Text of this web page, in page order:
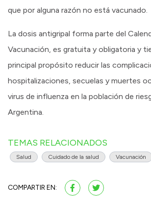
que por alguna razón no está vacunado.
La dosis antigripal forma parte del
Vacunación, es gratuita y obligatoria y
principal propósito reducir las
hospitalizaciones, secuelas y muertes
virus de influenza en la población de
Argentina.
TEMAS RELACIONADOS
Salud Cuidado de la salud Vacunación
COMPARTIR EN: